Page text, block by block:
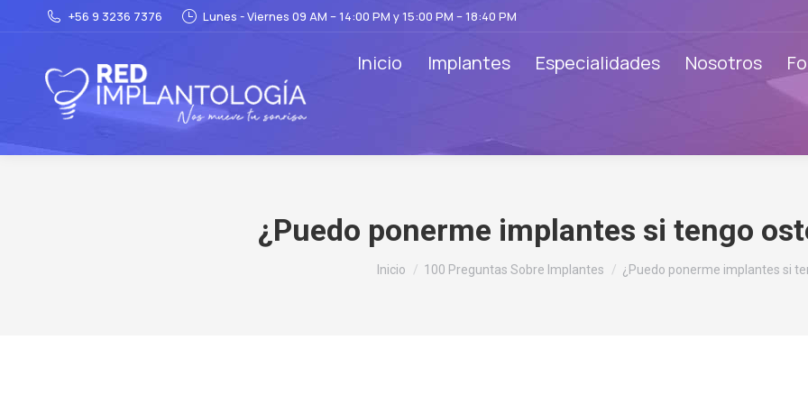
+56 9 3236 7376 Lunes - Viernes 09 AM – 14:00 PM y 15:00 PM – 18:40 PM
Inicio Implantes Especialidades Nosotros
¿Puedo ponerme implantes si tengo
Estás aquí:
Inicio 100 Preguntas Sobre Implantes ¿Puedo ponerme implantes si